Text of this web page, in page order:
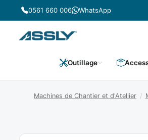
Passer
au
contenu
0561 660 006 WhatsApp
Outillage
Machines de Chantier et d'Atellier /